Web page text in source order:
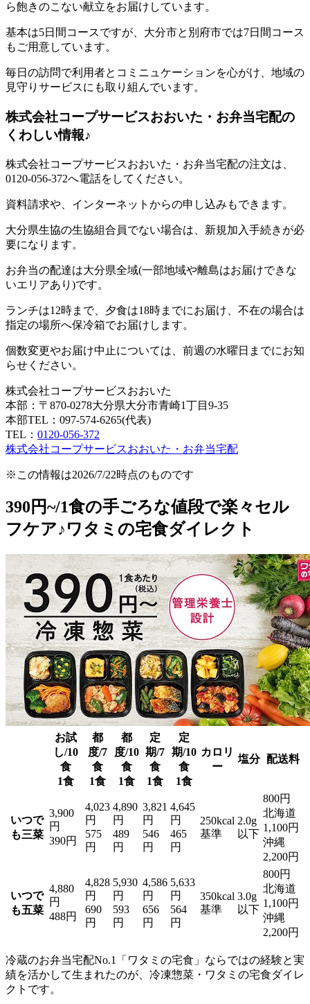
ら飽きのこない献立をお届けしています。
基本は5日間コースですが、大分市と別府市では7日間コース
もご用意しています。
毎日の訪問で利用者とコミニュケーションを心がけ、地域の
見守りサービスにも取り組んでいます。
株式会社コープサービスおおいた・お弁当宅配の
くわしい情報♪
株式会社コープサービスおおいた・お弁当宅配の注文は、
0120-056-372へ電話をしてください。
資料請求や、インターネットからの申し込みもできます。
大分県生協の生協組合員でない場合は、新規加入手続きが必
要になります。
お弁当の配達は大分県全域(一部地域や離島はお届けできな
いエリアあり)です。
ランチは12時まで、夕食は18時までにお届け、不在の場合は
指定の場所へ保冷箱でお届けします。
個数変更やお届け中止については、前週の水曜日までにお知
らせください。
株式会社コープサービスおおいた
本部：〒870-0278大分県大分市青崎1丁目9-35
本部TEL：097-574-6265(代表)
TEL： 0120-056-372
株式会社コープサービスおおいた・お弁当宅配
※この情報は2026/7/22時点のものです
390円~/1食の手ごろな値段で楽々セル
フケア♪ワタミの宅食ダイレクト
お試
し/10
食
1食
都
度/7
食
1食
都
度/10
食
1食
定
期/7
食
1食
定
期/10
食
1食
カロリ
ー
塩分 配送料
いつで
も三菜
3,900
円
390円
4,023
円
575
円
4,890
円
489
円
3,821
円
546
円
4,645
円
465
円
250kcal
基準
2.0g
以下
800円
北海道
1,100円
沖縄
2,200円
いつで
も五菜
4,880
円
488円
4,828
円
690
円
5,930
円
593
円
4,586
円
656
円
5,633
円
564
円
350kcal
基準
3.0g
以下
800円
北海道
1,100円
沖縄
2,200円
冷蔵のお弁当宅配No.1「ワタミの宅食」ならではの経験と実
績を活かして生まれたのが、冷凍惣菜・ワタミの宅食ダイレ
クト です。